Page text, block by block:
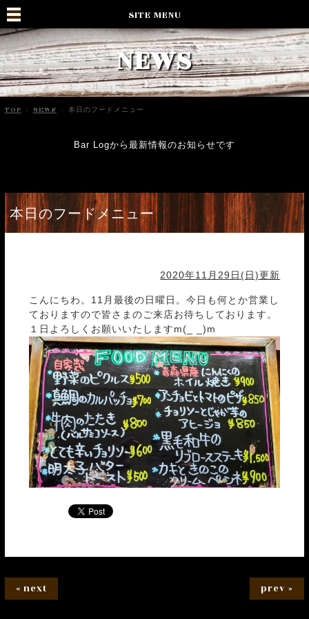
SITE MENU
NEWS
TOP > NEWS > 本日のフードメニュー
Bar Logから最新情報のお知らせです
本日のフードメニュー
2020年11月29日(日)更新
こんにちわ。11月最後の日曜日。今日も何とか営業し
ておりますので皆さまのご来店お待ちしております。
１日よろしくお願いいたしますm(_ _)m
« next prev »